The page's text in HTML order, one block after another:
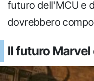
futuro dell'MCU e
dovrebbero
Il futuro